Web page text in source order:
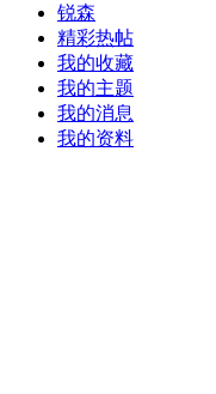
锐森
精彩热帖
我的收藏
我的主题
我的消息
我的资料